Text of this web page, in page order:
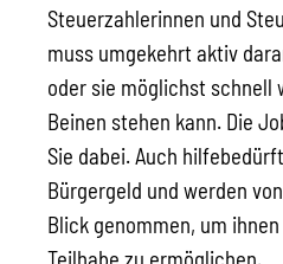
Steuerzahlerinnen und
muss umgekehrt aktiv
oder sie möglichst schnell
Beinen stehen kann. Die
Sie dabei. Auch
Bürgergeld und werden
Blick genommen, um